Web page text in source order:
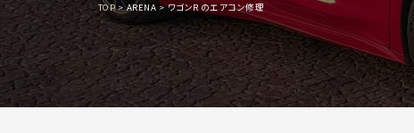
TOP ARENA ワゴンＲのエアコン修理